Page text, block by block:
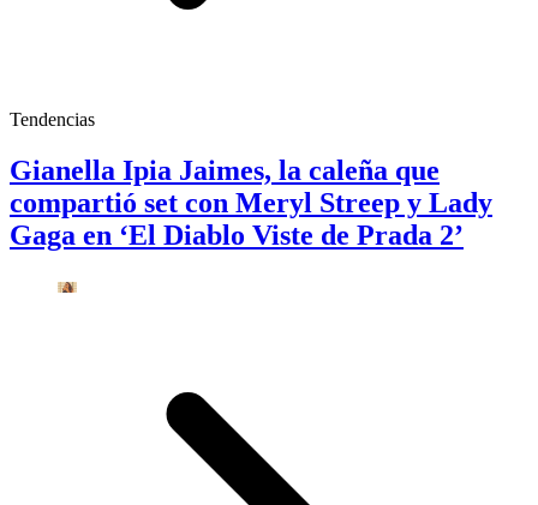
Tendencias
Gianella Ipia Jaimes, la caleña que
compartió set con Meryl Streep y Lady
Gaga en ‘El Diablo Viste de Prada 2’